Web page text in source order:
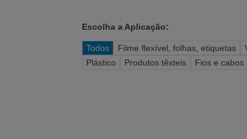
Escolha a Aplicação:
Todos Filme flexível, folhas, etiquetas
Plástico
Produtos têxteis Fios e cabos